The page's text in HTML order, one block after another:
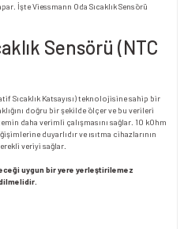
İşte Viessmann Oda Sıcaklık Sensörü
Sensörü (NTC
Sıcaklık Katsayısı) teknolojisine sahip bir
doğru bir şekilde ölçer ve bu verileri
daha verimli çalışmasını sağlar. 10 kOhm
duyarlıdır ve ısıtma cihazlarının
veriyi sağlar.
uygun bir yere yerleştirilemez